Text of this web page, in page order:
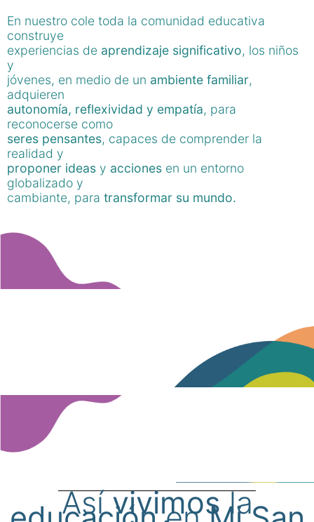
En nuestro cole toda la comunidad educativa
construye
experiencias de aprendizaje significativo, los niños
y
jóvenes, en medio de un ambiente familiar,
adquieren
autonomía, reflexividad y empatía, para
reconocerse como
seres pensantes, capaces de comprender la
realidad y
proponer ideas y acciones en un entorno
globalizado y
cambiante, para transformar su mundo.
Asívivimosla